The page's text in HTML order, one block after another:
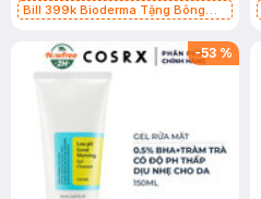
Bill 399k Bioderma Tặng Bông
-53 %